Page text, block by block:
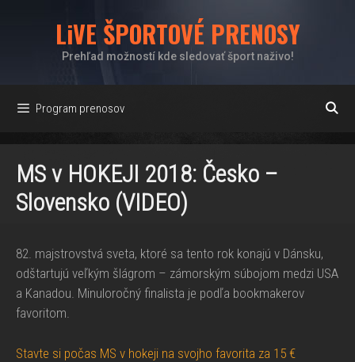
LiVE ŠPORTOVÉ PRENOSY
Prehľad možností kde sledovať šport naživo!
Program prenosov
MS v HOKEJI 2018: Česko –
Slovensko (VIDEO)
82. majstrovstvá sveta, ktoré sa tento rok konajú v Dánsku,
odštartujú veľkým šlágrom – zámorským súbojom medzi USA
a Kanadou. Minuloročný finalista je podľa bookmakerov
favoritom.
Stavte si počas MS v hokeji na svojho favorita za 15 €